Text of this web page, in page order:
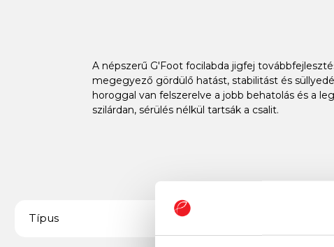
A népszerű G'Foot focilabda jigfej
megegyező gördülő hatást, stabilitást és
horoggal van felszerelve a jobb behatolás és a
szilárdan, sérülés nélkül tartsák a csalit.
Típus